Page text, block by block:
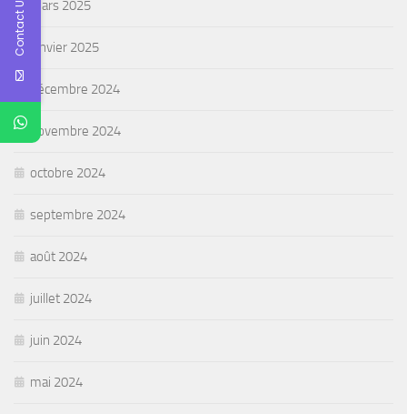
mars 2025
janvier 2025
décembre 2024
novembre 2024
octobre 2024
septembre 2024
août 2024
juillet 2024
juin 2024
mai 2024
Contact Us